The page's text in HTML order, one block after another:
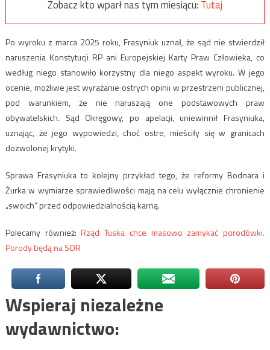
Zobacz kto wparł nas tym miesiącu: Tutaj
Po wyroku z marca 2025 roku, Frasyniuk uznał, że sąd nie stwierdził
naruszenia Konstytucji RP ani Europejskiej Karty Praw Człowieka, co
według niego stanowiło korzystny dla niego aspekt wyroku. W jego
ocenie, możliwe jest wyrażanie ostrych opinii w przestrzeni publicznej,
pod warunkiem, że nie naruszają one podstawowych praw
obywatelskich. Sąd Okręgowy, po apelacji, uniewinnił Frasyniuka,
uznając, że jego wypowiedzi, choć ostre, mieściły się w granicach
dozwolonej krytyki.
Sprawa Frasyniuka to kolejny przykład tego, że reformy Bodnara i
Żurka w wymiarze sprawiedliwości mają na celu wyłącznie chronienie
„swoich” przed odpowiedzialnością karną.
Polecamy również:Rząd Tuska chce masowo zamykać porodówki.
Porody będą na SOR
Wspieraj niezależne
wydawnictwo: